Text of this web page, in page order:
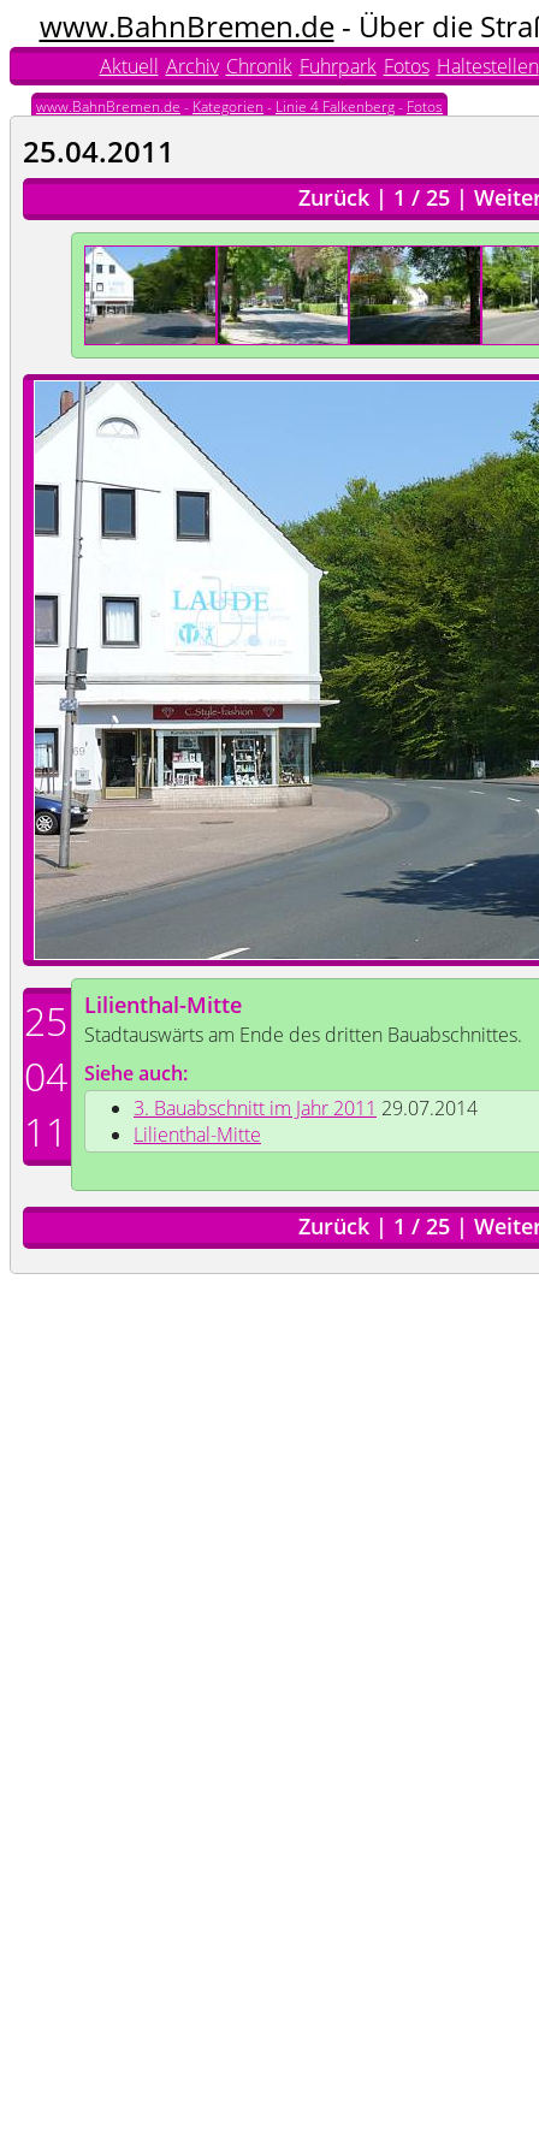
www.BahnBremen.de- Über die
Aktuell Archiv Chronik Fuhrpark Fotos Haltestellen
www.BahnBremen.de - Kategorien - Linie 4 Falkenberg- Fotos
25.04.2011
Zurück | 1 / 25 |
25
04
11
Lilienthal-Mitte
Stadtauswärts am Ende des dritten Bauabschnittes.
Siehe auch:
3. Bauabschnitt im Jahr 2011 29.07.2014
Lilienthal-Mitte
Zurück | 1 / 25 |